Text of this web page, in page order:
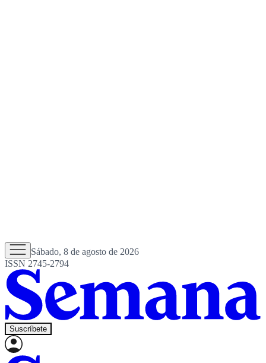
Sábado, 8 de agosto de 2026
ISSN 2745-2794
Suscríbete